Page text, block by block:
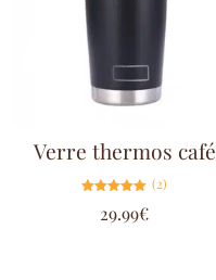
Verre thermos café
5.00
sur 5
(2)
29.99€